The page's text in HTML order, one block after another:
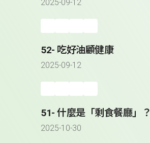
2025-09-12
52- 吃好油顧健康
2025-09-12
51- 什麼是「剩食餐廳」？
2025-10-30